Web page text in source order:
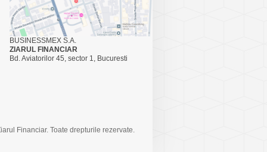
BUSINESSMEX S.A.
ZIARUL FINANCIAR
Bd. Aviatorilor 45, sector 1, Bucuresti
Financiar. Toate drepturile rezervate.